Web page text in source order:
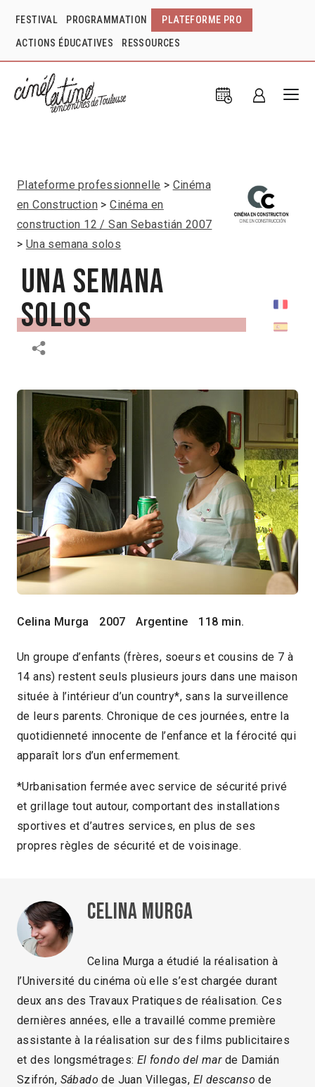
FESTIVAL PROGRAMMATION PLATEFORME PRO
ACTIONS ÉDUCATIVES RESSOURCES
Plateforme professionnelle
Cinéma
en Construction
Cinéma en
construction 12 / San Sebastián 2007
Una semana solos
Una semana
solos
Celina Murga 2007 Argentine 118 min.
Un groupe d’enfants (frères, soeurs et cousins de 7 à
14 ans) restent seuls plusieurs jours dans une maison
située à l’intérieur d’un country*, sans la surveillence
de leurs parents. Chronique de ces journées, entre la
quotidienneté innocente de l’enfance et la férocité qui
apparaît lors d’un enfermement.
*Urbanisation fermée avec service de sécurité privé
et grillage tout autour, comportant des installations
sportives et d’autres services, en plus de ses
propres règles de sécurité et de voisinage.
Celina Murga
Celina Murga a étudié la réalisation à
l’Université du cinéma où elle s’est chargée durant
deux ans des Travaux Pratiques de réalisation. Ces
dernières années, elle a travaillé comme première
assistante à la réalisation sur des films publicitaires
et des longsmétrages: El fondo del marde Damián
Szifrón, Sábado de Juan Villegas, El descanso de